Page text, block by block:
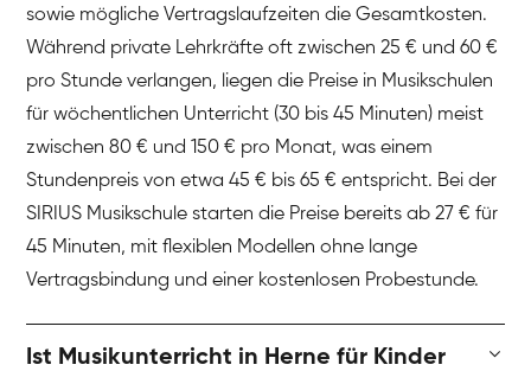
sowie mögliche Vertragslaufzeiten die Gesamtkosten.
Während private Lehrkräfte oft zwischen 25 € und 60 €
pro Stunde verlangen, liegen die Preise in Musikschulen
für wöchentlichen Unterricht (30 bis 45 Minuten) meist
zwischen 80 € und 150 € pro Monat, was einem
Stundenpreis von etwa 45 € bis 65 € entspricht. Bei der
SIRIUS Musikschule starten die Preise bereits ab 27 € für
45 Minuten, mit flexiblen Modellen ohne lange
Vertragsbindung und einer kostenlosen Probestunde.
Ist Musikunterricht in Herne für Kinder